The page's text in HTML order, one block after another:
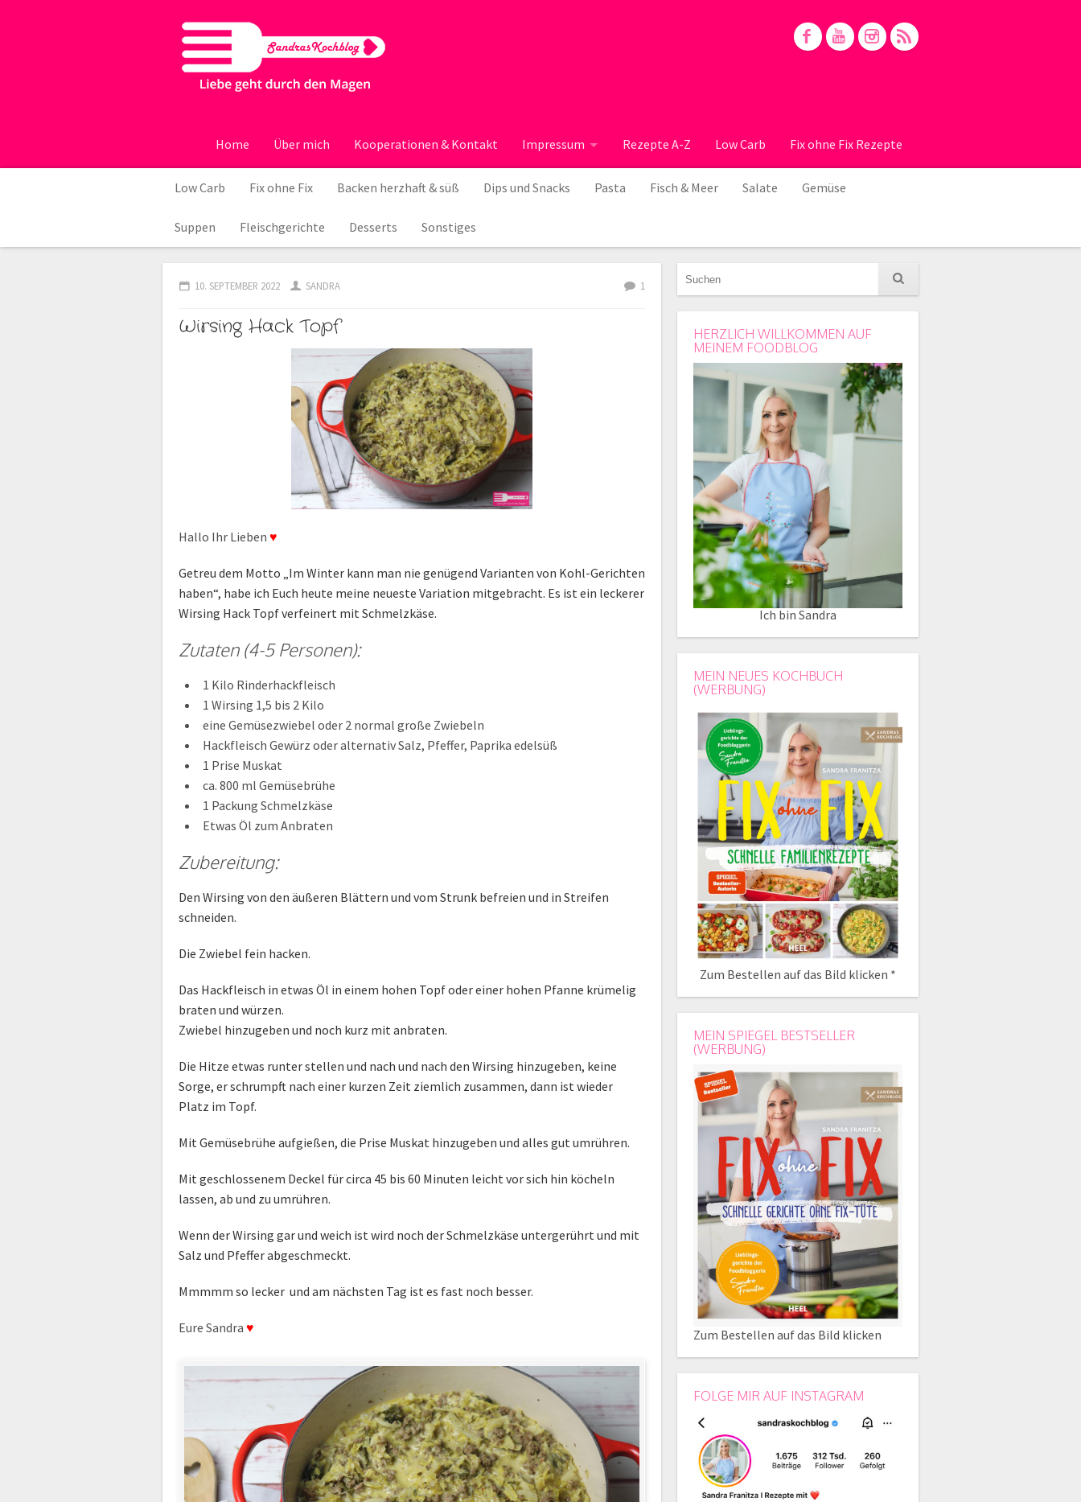
Home Über mich Kooperationen & Kontakt Impressum Rezepte A-Z Low Carb Fix ohne Fix Rezepte
Low Carb Fix ohne Fix Backen herzhaft & süß Dips und Snacks Pasta Fisch & Meer Salate Gemüse
Suppen Fleischgerichte Desserts Sonstiges
10. SEPTEMBER 2022 SANDRA 1
Wirsing Hack Topf
Hallo Ihr Lieben ♥
Getreu dem Motto „Im Winter kann man nie genügend Varianten von Kohl-Gerichten
haben“, habe ich Euch heute meine neueste Variation mitgebracht. Es ist ein leckerer
Wirsing Hack Topf verfeinert mit Schmelzkäse.
Zutaten (4-5 Personen):
1 Kilo Rinderhackfleisch
1 Wirsing 1,5 bis 2 Kilo
eine Gemüsezwiebel oder 2 normal große Zwiebeln
Hackfleisch Gewürz oder alternativ Salz, Pfeffer, Paprika edelsüß
1 Prise Muskat
ca. 800 ml Gemüsebrühe
1 Packung Schmelzkäse
Etwas Öl zum Anbraten
Zubereitung:
Den Wirsing von den äußeren Blättern und vom Strunk befreien und in Streifen
schneiden.
Die Zwiebel fein hacken.
Das Hackfleisch in etwas Öl in einem hohen Topf oder einer hohen Pfanne krümelig
braten und würzen.
Zwiebel hinzugeben und noch kurz mit anbraten.
Die Hitze etwas runter stellen und nach und nach den Wirsing hinzugeben, keine
Sorge, er schrumpft nach einer kurzen Zeit ziemlich zusammen, dann ist wieder
Platz im Topf.
Mit Gemüsebrühe aufgießen, die Prise Muskat hinzugeben und alles gut umrühren.
Mit geschlossenem Deckel für circa 45 bis 60 Minuten leicht vor sich hin köcheln
lassen, ab und zu umrühren.
Wenn der Wirsing gar und weich ist wird noch der Schmelzkäse untergerührt und mit
Salz und Pfeffer abgeschmeckt.
Mmmmm so lecker und am nächsten Tag ist es fast noch besser.
Eure Sandra ♥
HERZLICH WILLKOMMEN AUF
MEINEM FOODBLOG
Ich bin Sandra
MEIN NEUES KOCHBUCH
(WERBUNG)
Zum Bestellen auf das Bild klicken *
MEIN SPIEGEL BESTSELLER
(WERBUNG)
Zum Bestellen auf das Bild klicken
FOLGE MIR AUF INSTAGRAM